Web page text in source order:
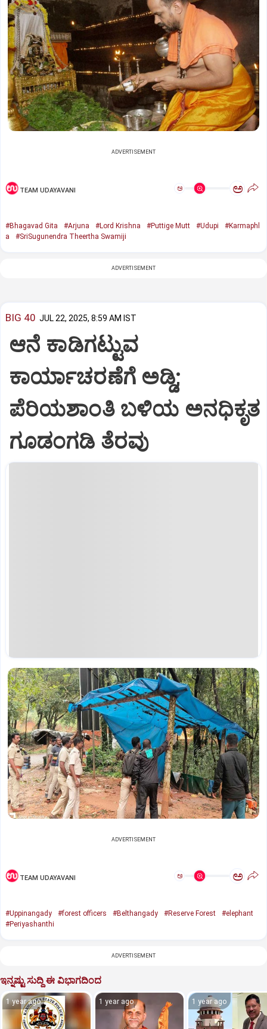
ADVERTISEMENT
TEAM UDAYAVANI ಅ ಅ
#Bhagavad Gita #Arjuna #Lord Krishna #Puttige Mutt #Udupi
#Karmaphl
a
#SriSugunendra Theertha Swamiji
ADVERTISEMENT
BIG 40 JUL 22, 2025, 8:59 AM IST
ಆನೆ ಕಾಡಿಗಟ್ಟುವ
ಕಾರ್ಯಾಚರಣೆಗೆ ಅಡ್ಡಿ;
ಪೆರಿಯಶಾಂತಿ ಬಳಿಯ ಅನಧಿಕೃತ
ಗೂಡಂಗಡಿ ತೆರವು
ADVERTISEMENT
TEAM UDAYAVANI ಅ ಅ
#Uppinangady #forest officers #Belthangady #Reserve Forest
#elephant
#Periyashanthi
ADVERTISEMENT
ಇನ್ನಷ್ಟು ಸುದ್ದಿ ಈ ವಿಭಾಗದಿಂದ
1 year ago 1 year ago 1 year ago